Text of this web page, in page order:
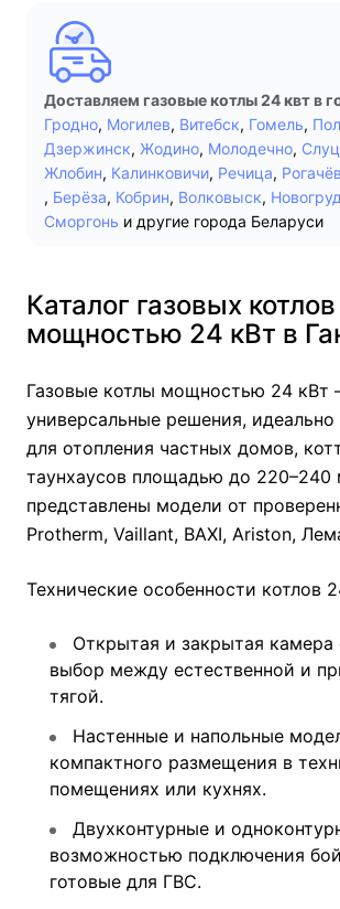
Доставляем газовые котлы 24 квт в
Гродно, Могилев, Витебск, Гомель,
Дзержинск, Жодино, Молодечно,
Жлобин, Калинковичи, Речица, Рогачёв
, Берёза, Кобрин, Волковыск,
Сморгонь и другие города Беларуси
Каталог газовых котлов
мощностью 24 кВт в
Газовые котлы мощностью 24 кВт
универсальные решения,
для отопления частных домов,
таунхаусов площадью до 220–240
представлены модели от
Protherm, Vaillant, BAXI, Ariston,
Технические особенности котлов
Открытая и закрытая камера
выбор между естественной и
тягой.
Настенные и напольные
компактного размещения в
помещениях или кухнях.
Двухконтурные и
возможностью подключения
готовые для ГВС.